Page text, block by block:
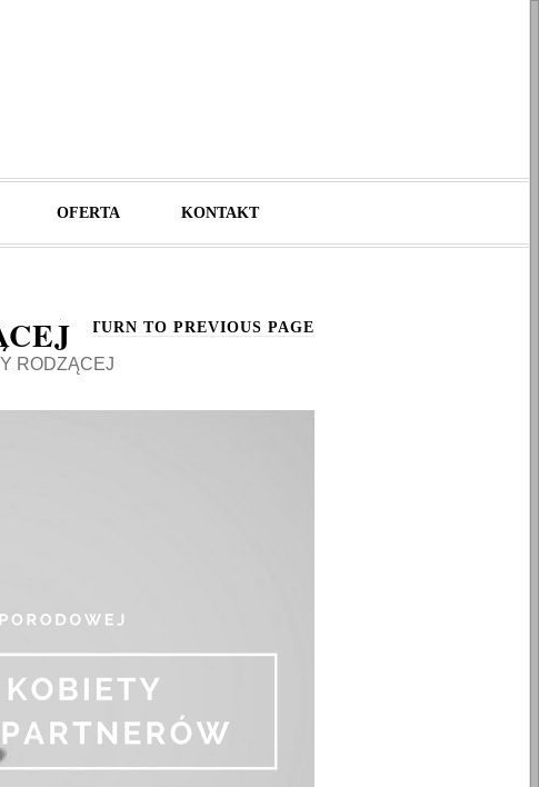
OFERTA KONTAKT
RODZĄCEJ
RETURN TO PREVIOUS PAGE